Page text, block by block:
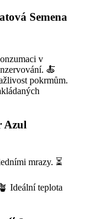
Semena
v
🍝
pokrmům.
Azul
mrazy. ⏳
Ideální teplota